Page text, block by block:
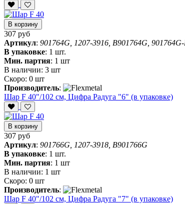
В корзину
307 руб
Артикул: 901764G, 1207-3916, B901764G,
В упаковке: 1 шт.
Мин. партия: 1 шт
В наличии: 3 шт
Скоро: 0 шт
Производитель:
Шар F 40"/102 см, Цифра Радуга "6" (в упаковке)
В корзину
307 руб
Артикул: 901766G, 1207-3918, B901766G
В упаковке: 1 шт.
Мин. партия: 1 шт
В наличии: 1 шт
Скоро: 0 шт
Производитель:
Шар F 40"/102 см, Цифра Радуга "7" (в упаковке)